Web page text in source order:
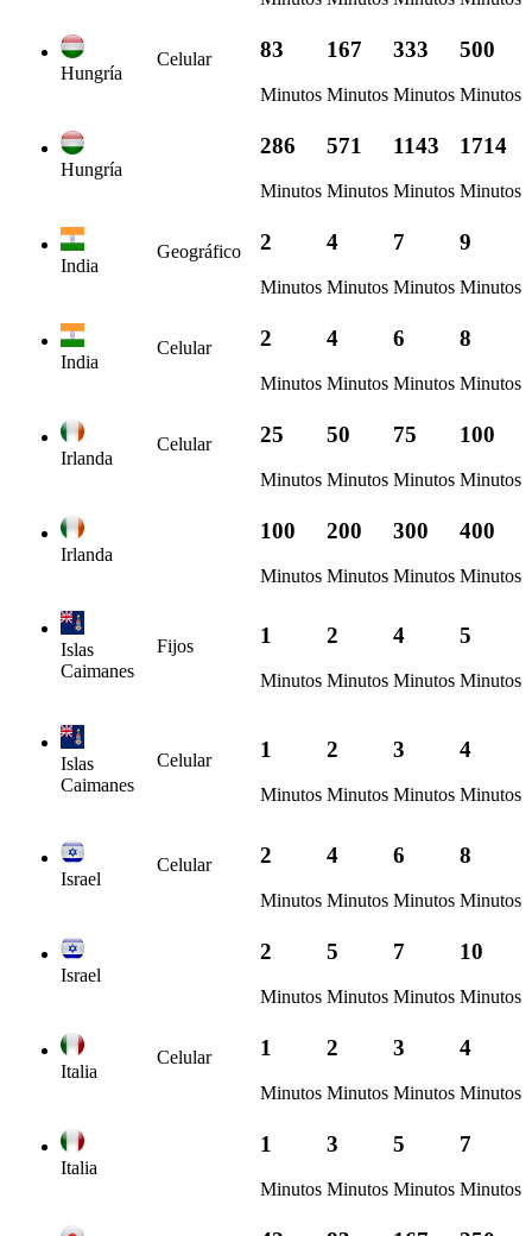
Hungría
Celular 83
Minutos
167
Minutos
333
Minutos
500
Minutos
Hungría
286
Minutos
571
Minutos
1143
Minutos
1714
Minutos
India
Geográfico 2
Minutos
4
Minutos
7
Minutos
9
Minutos
India
Celular 2
Minutos
4
Minutos
6
Minutos
8
Minutos
Irlanda
Celular 25
Minutos
50
Minutos
75
Minutos
100
Minutos
Irlanda
100
Minutos
200
Minutos
300
Minutos
400
Minutos
Islas
Caimanes
Fijos 1
Minutos
2
Minutos
4
Minutos
5
Minutos
Islas
Caimanes
Celular 1
Minutos
2
Minutos
3
Minutos
4
Minutos
Israel
Celular 2
Minutos
4
Minutos
6
Minutos
8
Minutos
Israel
2
Minutos
5
Minutos
7
Minutos
10
Minutos
Italia
Celular 1
Minutos
2
Minutos
3
Minutos
4
Minutos
Italia
1
Minutos
3
Minutos
5
Minutos
7
Minutos